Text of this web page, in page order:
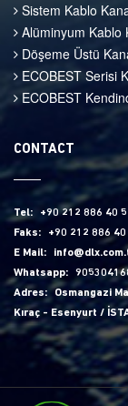
Sistem Kablo
Alüminyum Kablo
Döşeme Üstü
ECOBEST Serisi
ECOBEST
CONTACT
Tel:
+90 212 886 40
Faks:
+90 212 886 40
E Mail:
Whatsapp:
Adres:
Osmangazi
Kıraç - Esenyurt /